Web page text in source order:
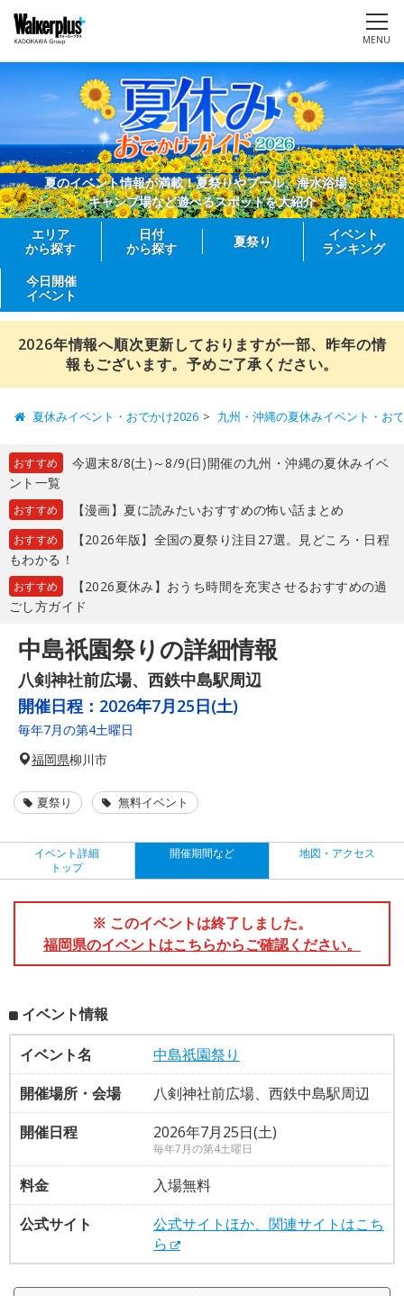
MENU
夏のイベント情報が満載！夏祭りやプール、海水浴場、
キャンプ場など遊べるスポットを大紹介
エリア
から探す
日付
から探す
夏祭り
イベント
ランキング
今日開催
イベント
2026年情報へ順次更新しておりますが一部、昨年の情
報もございます。予めご了承ください。
夏休みイベント・おでかけ2026 九州・沖縄の夏休みイベント・お
おすすめ
今週末8/8(土)～8/9(日)開催の九州・沖縄の夏休みイベ
ント一覧
おすすめ 【漫画】夏に読みたいおすすめの怖い話まとめ
おすすめ
【2026年版】全国の夏祭り注目27選。見どころ・日程
もわかる！
おすすめ
【2026夏休み】おうち時間を充実させるおすすめの過
ごし方ガイド
中島祇園祭りの詳細情報
八剣神社前広場、西鉄中島駅周辺
開催日程： 2026年7月25日(土)
毎年7月の第4土曜日
福岡県柳川市
夏祭り 無料イベント
イベント詳細
トップ
開催期間など 地図・アクセス
※ このイベントは終了しました。
福岡県のイベントはこちらからご確認ください。
イベント情報
イベント名
中島祇園祭り
開催場所・会場
八剣神社前広場、西鉄中島駅周辺
開催日程
2026年7月25日(土)
毎年7月の第4土曜日
料金
入場無料
公式サイト
公式サイトほか、関連サイトはこち
ら